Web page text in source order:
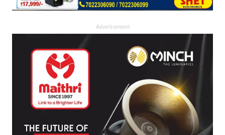
Advertisement